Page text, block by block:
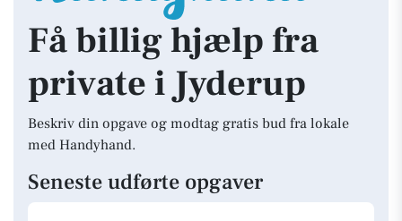
Få billig hjælp fra
private i Jyderup
Beskriv din opgave og modtag gratis bud fra lokale
med Handyhand.
Seneste udførte opgaver